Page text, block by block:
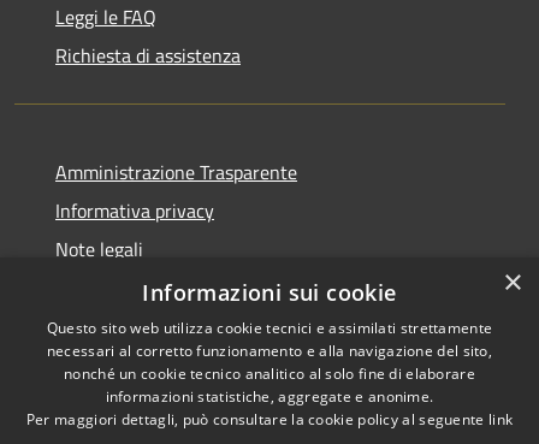
Leggi le FAQ
Richiesta di assistenza
Amministrazione Trasparente
Informativa privacy
Note legali
Dichiarazione di accessibilità
RSS
Accessibility
Copyright © 2026 • Town of •
Municipium
×
Informazioni sui cookie
Questo sito web utilizza cookie tecnici e assimilati strettamente
necessari al corretto funzionamento e alla navigazione del sito,
nonché un cookie tecnico analitico al solo fine di elaborare
informazioni statistiche, aggregate e anonime.
Per maggiori dettagli, può consultare la cookie policy al seguente link